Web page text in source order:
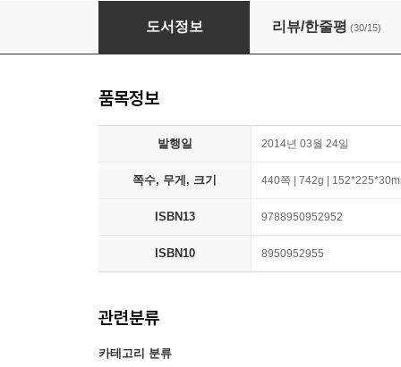
아마존, 세상의 모든 것을 팝니다
도서정보 리뷰/한줄평 (30/15)
품목정보
발행일 2014년 03월 24일
쪽수, 무게, 크기 440쪽 | 742g |
ISBN13 9788950952952
ISBN10 8950952955
관련분류
카테고리 분류